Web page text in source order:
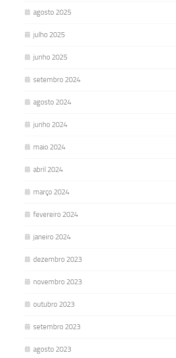
agosto 2025
julho 2025
junho 2025
setembro 2024
agosto 2024
junho 2024
maio 2024
abril 2024
março 2024
fevereiro 2024
janeiro 2024
dezembro 2023
novembro 2023
outubro 2023
setembro 2023
agosto 2023